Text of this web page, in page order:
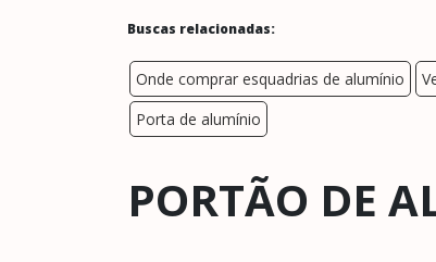
Buscas relacionadas:
Onde comprar esquadrias de alumínio
Porta de alumínio
PORTÃO DE